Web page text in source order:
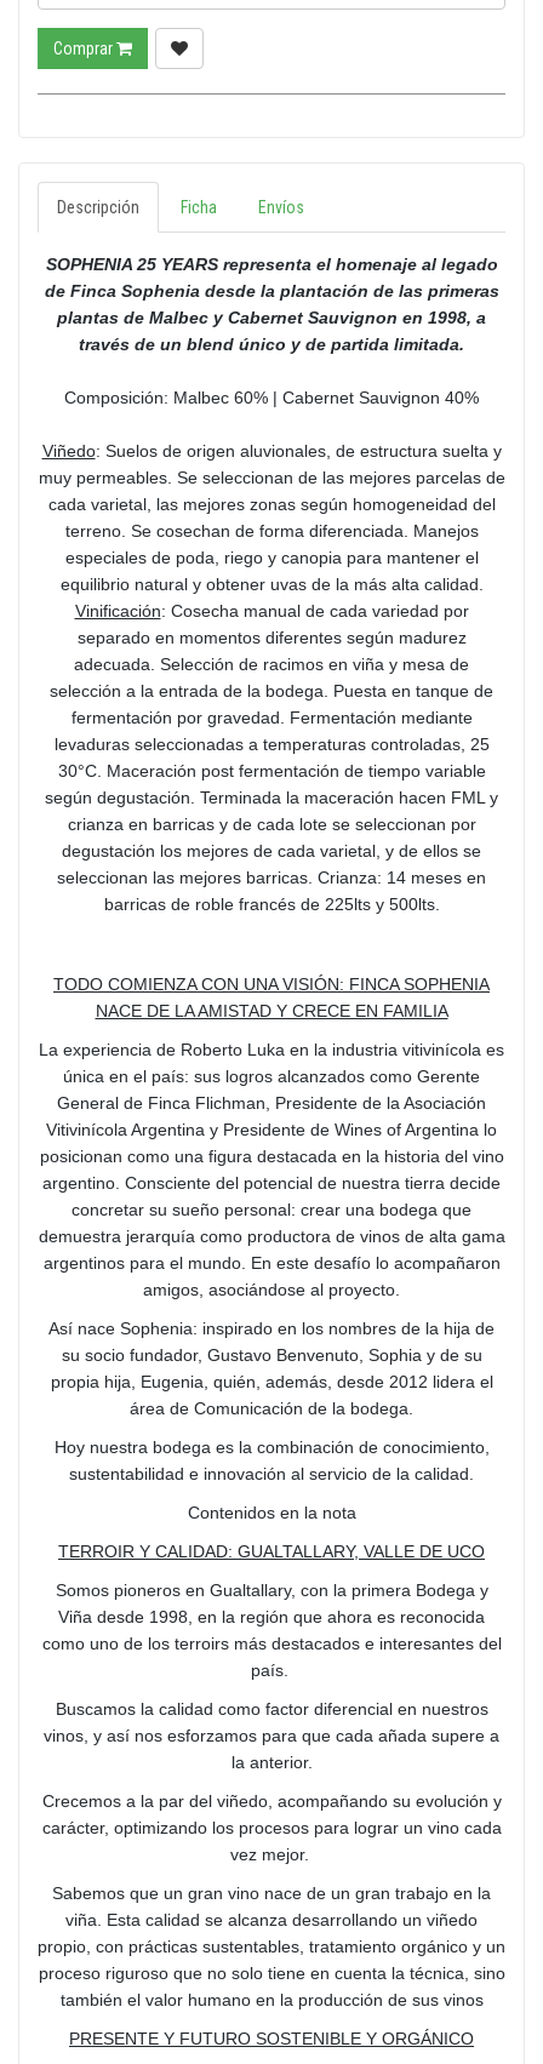
Comprar
Descripción Ficha Envíos
SOPHENIA 25 YEARS representa el homenaje al legado
de Finca Sophenia desde la plantación de las primeras
plantas de Malbec y Cabernet Sauvignon en 1998, a
través de un blend único y de partida limitada.
Composición: Malbec 60% | Cabernet Sauvignon 40%
Viñedo: Suelos de origen aluvionales, de estructura suelta y
muy permeables. Se seleccionan de las mejores parcelas de
cada varietal, las mejores zonas según homogeneidad del
terreno. Se cosechan de forma diferenciada. Manejos
especiales de poda, riego y canopia para mantener el
equilibrio natural y obtener uvas de la más alta calidad.
Vinificación: Cosecha manual de cada variedad por
separado en momentos diferentes según madurez
adecuada. Selección de racimos en viña y mesa de
selección a la entrada de la bodega. Puesta en tanque de
fermentación por gravedad. Fermentación mediante
levaduras seleccionadas a temperaturas controladas, 25
30°C. Maceración post fermentación de tiempo variable
según degustación. Terminada la maceración hacen FML y
crianza en barricas y de cada lote se seleccionan por
degustación los mejores de cada varietal, y de ellos se
seleccionan las mejores barricas. Crianza: 14 meses en
barricas de roble francés de 225lts y 500lts.
TODO COMIENZA CON UNA VISIÓN: FINCA SOPHENIA
NACE DE LA AMISTAD Y CRECE EN FAMILIA
La experiencia de Roberto Luka en la industria vitivinícola es
única en el país: sus logros alcanzados como Gerente
General de Finca Flichman, Presidente de la Asociación
Vitivinícola Argentina y Presidente de Wines of Argentina lo
posicionan como una figura destacada en la historia del vino
argentino. Consciente del potencial de nuestra tierra decide
concretar su sueño personal: crear una bodega que
demuestra jerarquía como productora de vinos de alta gama
argentinos para el mundo. En este desafío lo acompañaron
amigos, asociándose al proyecto.
Así nace Sophenia: inspirado en los nombres de la hija de
su socio fundador, Gustavo Benvenuto, Sophia y de su
propia hija, Eugenia, quién, además, desde 2012 lidera el
área de Comunicación de la bodega.
Hoy nuestra bodega es la combinación de conocimiento,
sustentabilidad e innovación al servicio de la calidad.
Contenidos en la nota
TERROIR Y CALIDAD: GUALTALLARY, VALLE DE UCO
Somos pioneros en Gualtallary, con la primera Bodega y
Viña desde 1998, en la región que ahora es reconocida
como uno de los terroirs más destacados e interesantes del
país.
Buscamos la calidad como factor diferencial en nuestros
vinos, y así nos esforzamos para que cada añada supere a
la anterior.
Crecemos a la par del viñedo, acompañando su evolución y
carácter, optimizando los procesos para lograr un vino cada
vez mejor.
Sabemos que un gran vino nace de un gran trabajo en la
viña. Esta calidad se alcanza desarrollando un viñedo
propio, con prácticas sustentables, tratamiento orgánico y un
proceso riguroso que no solo tiene en cuenta la técnica, sino
también el valor humano en la producción de sus vinos
PRESENTE Y FUTURO SOSTENIBLE Y ORGÁNICO